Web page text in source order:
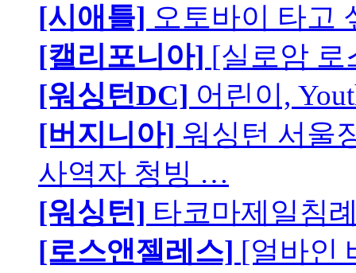
[시애틀] 오토바이 타고
[캘리포니아] [실로암 로
[워싱턴DC] 어린이,
[버지니아] 워싱턴 서울
사역자 청빙 …
[워싱턴] 타코마제일침
[로스앤젤레스] [얼바인